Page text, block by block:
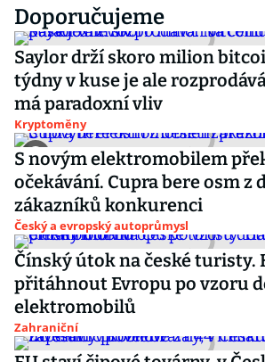
Doporučujeme
Saylor drží skoro milion
týdny v kuse je ale
má paradoxní vliv
Kryptoměny
S novým elektromobilem
očekávání. Cupra bere osm z
zákazníků konkurenci
Český a evropský autoprůmysl
Čínský útok na české turisty.
přitáhnout Evropu po vzoru
elektromobilů
Zahraniční